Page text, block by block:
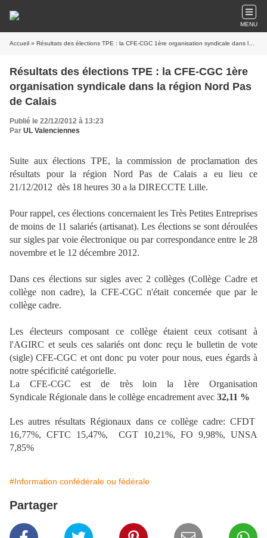
MENU
Accueil » Résultats des élections TPE : la CFE-CGC 1ère organisation syndicale dans la région Nord Pas de Calais
Résultats des élections TPE : la CFE-CGC 1ère
organisation syndicale dans la région Nord Pas
de Calais
Publié le 22/12/2012 à 13:23
Par UL Valenciennes
Suite aux élections TPE, la commission de proclamation des
résultats pour la région Nord Pas de Calais a eu lieu ce
21/12/2012 dès 18 heures 30 a la DIRECCTE Lille.
Pour rappel, ces élections concernaient les Très Petites Entreprises
de moins de 11 salariés (artisanat). Les élections se sont déroulées
sur sigles par voie électronique ou par correspondance entre le 28
novembre et le 12 décembre 2012.
Dans ces élections sur sigles avec 2 collèges (Collège Cadre et
collège non cadre), la CFE-CGC n'était concernée que par le
collège cadre.
Les électeurs composant ce collège étaient ceux cotisant à
l'AGIRC et seuls ces salariés ont donc reçu le bulletin de vote
(sigle) CFE-CGC et ont donc pu voter pour nous, eues égards à
notre spécificité catégorielle.
La CFE-CGC est de très loin la 1ère Organisation
Syndicale Régionale dans le collège encadrement avec 32,11 %
Les autres résultats Régionaux dans ce collège cadre: CFDT
16,77%, CFTC 15,47%, CGT 10,21%, FO 9,98%, UNSA
7,85%
#Information confédérale ou fédérale
Partager